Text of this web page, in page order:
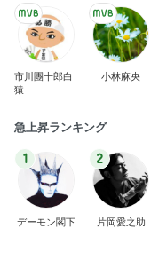
市川團十郎白
猿
小林麻央
急上昇ランキング
1
デーモン閣下
2
片岡愛之助